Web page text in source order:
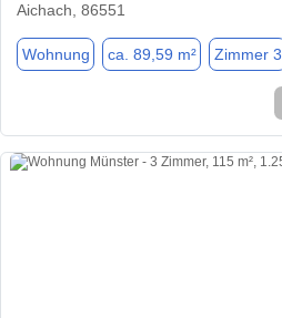
Aichach, 86551
Wohnung ca. 89,59 m² Zimmer 3